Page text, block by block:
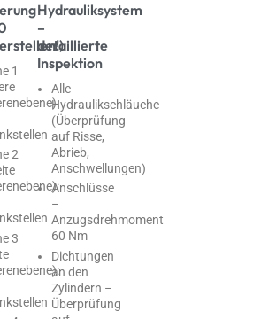
1
2
3
Hydrauliksystem
–
detaillierte
Inspektion
Alle
Hydraulikschläuche
(Überprüfung
auf Risse,
Abrieb,
Anschwellungen)
Anschlüsse
–
Anzugsdrehmoment
60 Nm
Dichtungen
an den
Zylindern –
Überprüfung